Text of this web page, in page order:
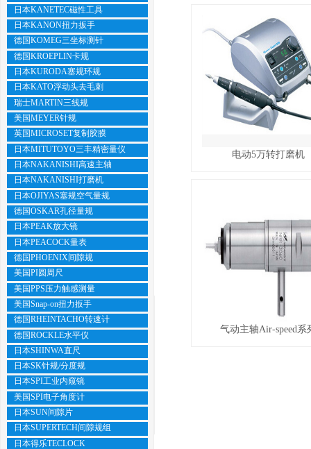
电动5万转打磨机
气动主轴Air-speed系
日本KANETEC磁性工具
日本KANON扭力扳手
德国KOMEG三坐标测针
德国KROEPLIN卡规
日本KURODA塞规环规
日本KATO浮动头去毛刺
瑞士MARTIN三线规
美国MEYER针规
英国MICROSET复制胶膜
日本MITUTOYO三丰精密量仪
日本NAKANISHI高速主轴
日本NAKANISHI打磨机
日本OJIYAS塞规空气量规
德国OSKAR孔径量规
日本PEAK放大镜
日本PEACOCK量表
德国PHOENIX间隙规
美国PI圆周尺
美国PPS压力触感测量
美国Snap-on扭力扳手
德国RHEINTACHO转速计
德国ROCKLE水平仪
日本SHINWA直尺
日本SK针规/分度规
日本SPI工业内窥镜
美国SPI电子角度计
日本SUN间隙片
日本SUPERTECH间隙规组
日本得乐TECLOCK